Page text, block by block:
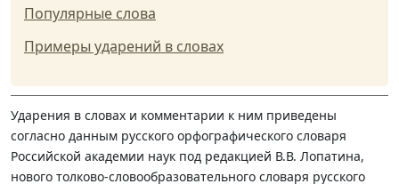
Популярные слова
Примеры ударений в словах
Ударения в словах и комментарии к ним приведены
согласно данным русского орфографического словаря
Российской академии наук под редакцией В.В. Лопатина,
нового толково-словообразовательного словаря русского